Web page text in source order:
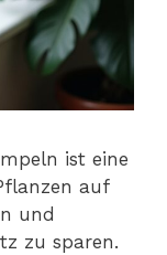
ist eine
auf
und
zu sparen.